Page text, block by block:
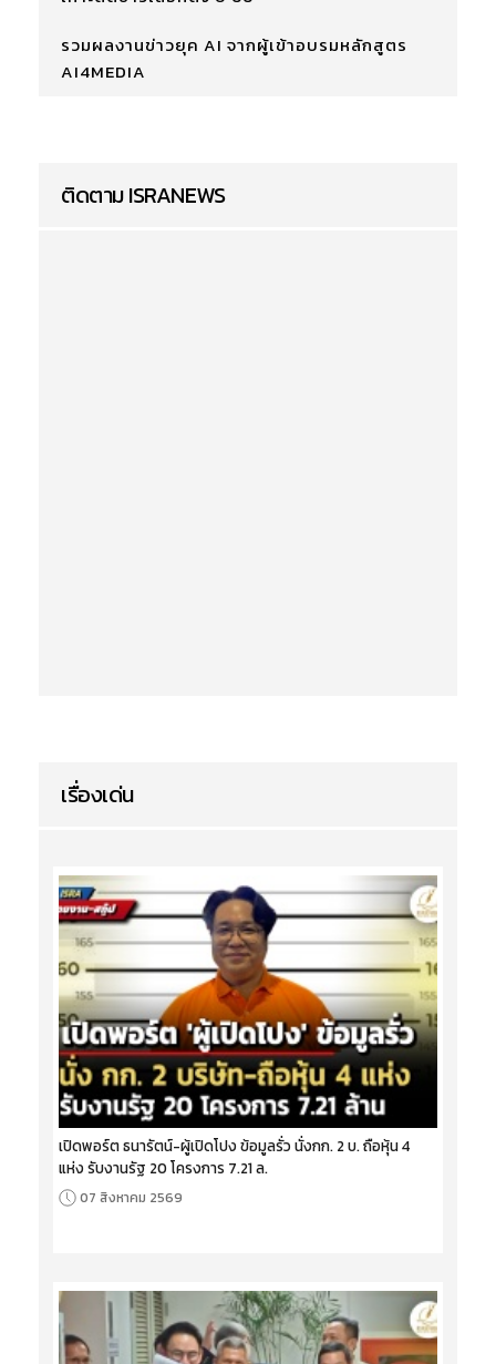
รวมผลงานข่าวยุค AI จากผู้เข้าอบรมหลักสูตร
AI4MEDIA
ติดตาม ISRANEWS
เรื่องเด่น
เปิดพอร์ต ธนารัตน์-ผู้เปิดโปง ข้อมูลรั่ว นั่งกก. 2 บ. ถือหุ้น 4
แห่ง รับงานรัฐ 20 โครงการ 7.21 ล.
07 สิงหาคม 2569